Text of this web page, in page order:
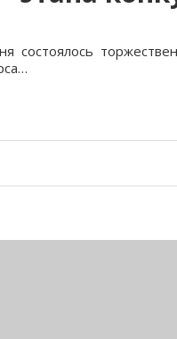
состоялось